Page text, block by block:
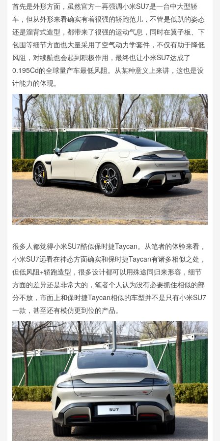
首先是外形方面，虽然官方一再强调小米SU7是一台中大型轿
车，但从外形来看确实有着很强的轿跑范儿，不管是低趴的姿态
还是溜背式造型，都带来了很强的运动气息，同时在翼子板、下
包围等细节方面也大量采用了空气动力学套件，不仅有助于降低
风阻，对续航也会起到积极作用，最终也让小米SU7达成了
0.195Cd的全球量产车最低风阻。从某种意义上来讲，这也是设
计能力的体现。
很多人都觉得小米SU7酷似保时捷Taycan。从笔者的体验来看，
小米SU7远看在神态方面确实和保时捷Taycan有诸多相似之处，
但低风阻+轿跑造型，很多设计都可以用殊途同归来形容，细节
方面的差异还是非常大的，笔者个人认为没有必要抓住相似的部
分不放，市面上和保时捷Taycan相似的车型并不是只有小米SU7
一款，甚至还有模仿更到位的产品。